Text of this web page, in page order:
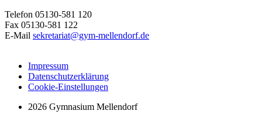
Telefon 05130-581 120
Fax 05130-581 122
E-Mail sekretariat@gym-mellendorf.de
Impressum
Datenschutzerklärung
Cookie-Einstellungen
2026 Gymnasium Mellendorf